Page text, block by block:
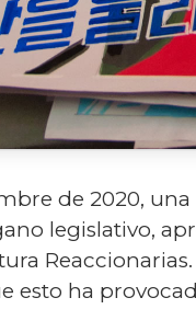
de 2020,
legislativo,
Reaccionarias.
esto ha